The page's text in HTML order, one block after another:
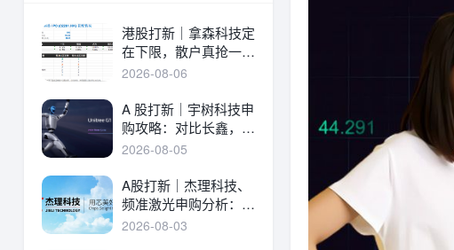
港股打新｜拿森科技定
在下限，散户真抢一
手！
2026-08-06
A 股打新｜宇树科技申
购攻略：对比长鑫，一
文讲透中签率与A港差
2026-08-05
A股打新｜杰理科技、
频准激光申购分析：估
值、中签率与资金方案
2026-08-03